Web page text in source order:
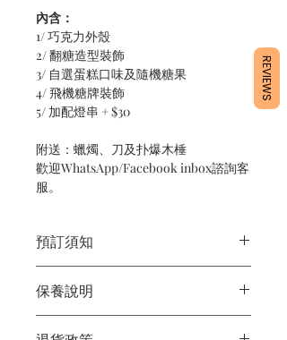
內含：
1/ 巧克力外殼
2/ 翻糖造型裝飾
3/ 自選蛋糕口味及隨機糖果
4/ 飛機糖牌裝飾
5/ 加配燈串 + $30
附送：蠟燭、刀及扑爆木棰
歡迎WhatsApp/Facebook inbox諮詢客
服。
預訂須知
定日期取貨請提早10 -1 4天前落單🤗
2/ 下單後24小時內會有專人電郵確認訂
單
保養說明
REVIEWS